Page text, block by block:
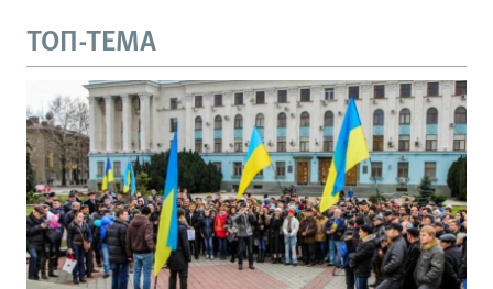
ТОП-ТЕМА